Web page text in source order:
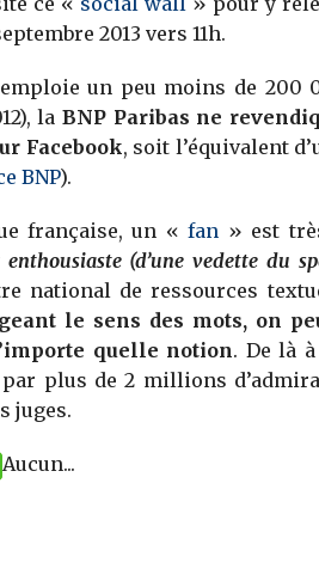
2013 vers 11h.
un peu moins de 200
la BNP Paribas ne
Facebook, soit l’équivalent
BNP).
française, un «fan » est
enthousiaste (d’une vedette du
national de ressources
le sens des mots, on
quelle notion. De là
plus de 2 millions
juges.
Aucun...